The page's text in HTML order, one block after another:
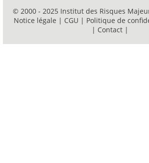
© 2000 - 2025 Institut des Risques
Notice légale | CGU | Politique de
| Contact |